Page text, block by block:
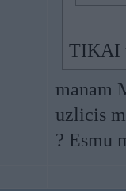
TIKAI
manam
uzlicis
? Esmu